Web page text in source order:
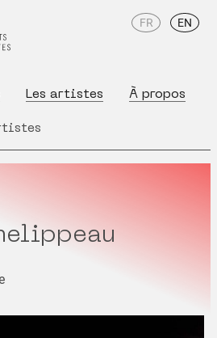
Les artistes À propos
FR EN